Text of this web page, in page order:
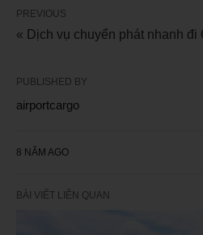
PREVIOUS
« Dịch vụ chuyển phát nhanh đi
PUBLISHED BY
airportcargo
8 NĂM AGO
BÀI VIẾT LIÊN QUAN